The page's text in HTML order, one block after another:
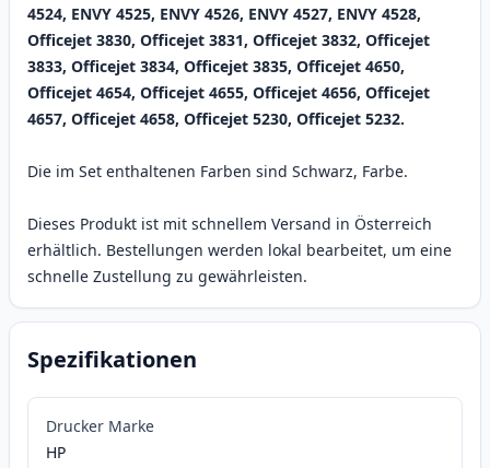
4524, ENVY 4525, ENVY 4526, ENVY 4527, ENVY 4528,
Officejet 3830, Officejet 3831, Officejet 3832, Officejet
3833, Officejet 3834, Officejet 3835, Officejet 4650,
Officejet 4654, Officejet 4655, Officejet 4656, Officejet
4657, Officejet 4658, Officejet 5230, Officejet 5232.
Die im Set enthaltenen Farben sind Schwarz, Farbe.
Dieses Produkt ist mit schnellem Versand in Österreich
erhältlich. Bestellungen werden lokal bearbeitet, um eine
schnelle Zustellung zu gewährleisten.
Spezifikationen
Drucker Marke
HP